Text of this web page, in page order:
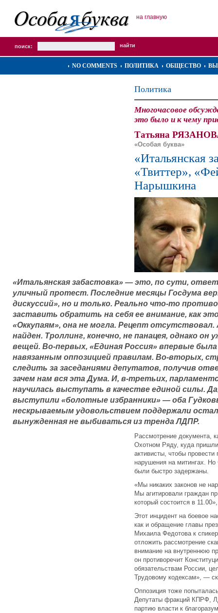
на главную
поиск:
NO COMMENTS ПОЛИТИКА ОБЩЕСТВО
Политика
Многочасовое
это было и к чему
Татьяна
«Особая буква»
«Итальянская
«Твиттер»,
Нарышкина
«Итальянская забастовка» — это, по сути,
уличный протест. Последние месяцы Госдума
дискуссий», но и только. Реально что-то
заставить обратить на себя ее внимание, как
«Оккупаям», она не могла. Рецепт
найден. Троллинг, конечно, не панацея, однако он
вещей. Во-первых, «Единая Россия» впервые
навязанным оппозицией правилам. Во-вторых,
следить за заседаниями депутатов, получив
зачем нам вся эта Дума. И, в-третьих,
научилась выступать в качестве единой силы.
выступили «болотные избранники» — оба
нескрываемым удовольствием поддержали
вынужденная не выбиваться из тренда ЛДПР.
Рассмотрение документа,
Охотном Ряду, куда
активисты, чтобы провести
нарушения на митингах. Но
были быстро задержаны.
«Мы никаких законов не
Мы агитировали граждан
который состоится в
Этот инцидент на боевое
как и обращение главы
Михаила Федотова к
отложить рассмотрение
внимание на внутреннюю
он противоречит
обязательствам России,
Трудовому кодексам», —
Оппозиция тоже
Депутаты фракций КПРФ,
партию власти к